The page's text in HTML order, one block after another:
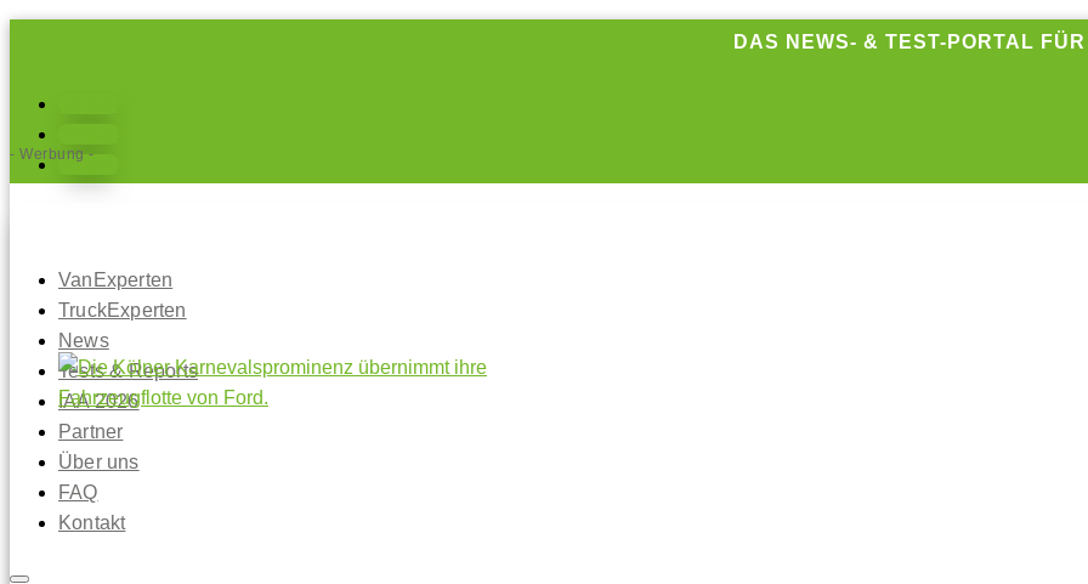
DAS NEWS- & TEST-PORTAL
Folgen
VanExperten
TruckExperten
News
Tests & Reports
IAA 2026
Partner
Über uns
FAQ
Kontakt
- Werbung -